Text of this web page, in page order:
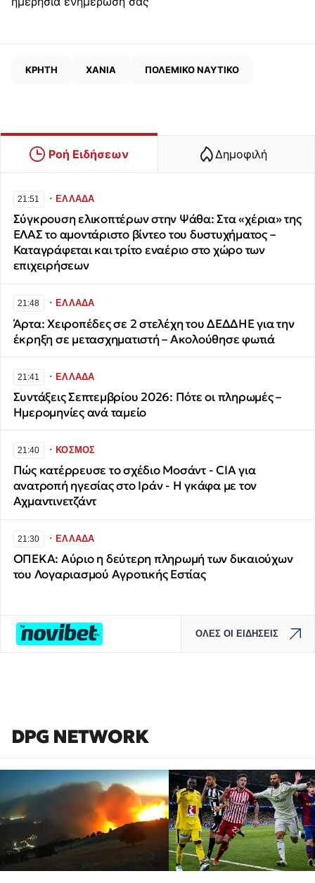
ΚΡΗΤΗ ΧΑΝΙΑ ΠΟΛΕΜΙΚΟ ΝΑΥΤΙΚΟ
Ροή Ειδήσεων Δημοφιλή
21:51 ∙ΕΛΛΑΔΑ
Σύγκρουση ελικοπτέρων στην Ψάθα: Στα «χέρια» της
ΕΛΑΣ το αμοντάριστο βίντεο του δυστυχήματος –
Καταγράφεται και τρίτο εναέριο στο χώρο των
επιχειρήσεων
21:48 ∙ΕΛΛΑΔΑ
Άρτα: Χειροπέδες σε 2 στελέχη του ΔΕΔΔΗΕ για την
έκρηξη σε μετασχηματιστή – Ακολούθησε φωτιά
21:41 ∙ΕΛΛΑΔΑ
Συντάξεις Σεπτεμβρίου 2026: Πότε οι πληρωμές –
Ημερομηνίες ανά ταμείο
21:40 ∙ΚΟΣΜΟΣ
Πώς κατέρρευσε το σχέδιο Μοσάντ - CIA για
ανατροπή ηγεσίας στο Ιράν - Η γκάφα με τον
Αχμαντινετζάντ
21:30 ∙ΕΛΛΑΔΑ
ΟΠΕΚΑ: Αύριο η δεύτερη πληρωμή των δικαιούχων
του Λογαριασμού Αγροτικής Εστίας
ΟΛΕΣ ΟΙ ΕΙΔΗΣΕΙΣ
DPG NETWORK